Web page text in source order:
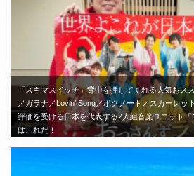
「スキマスイッチ」背中を押してくれる人気お
／ガラナ／Lovin’ Song／ボクノート／スカーレ
評価を受ける日本を代表する2人組音楽ユニット
はこれだ！